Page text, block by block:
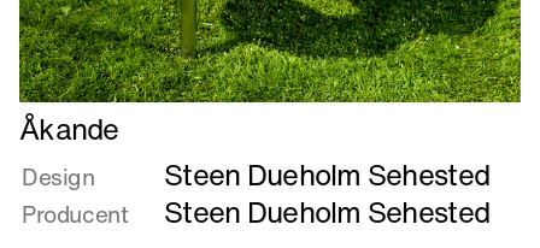
Læs
mere
om
Åkande
Åkande
Design Steen Dueholm Sehested
Producent Steen Dueholm Sehested